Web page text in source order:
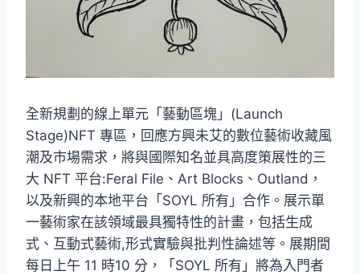
全新規劃的線上單元「藝動區塊」(Launch
Stage)NFT 專區，回應方興未艾的數位藝術收藏風
潮及市場需求，將與國際知名並具高度策展性的三
大 NFT 平台:Feral File、Art Blocks、Outland，
以及新興的本地平台「SOYL 所有」合作。展示單
一藝術家在該領域最具獨特性的計畫，包括生成
式、互動式藝術,形式實驗與批判性論述等。展期間
每日上午 11 時10 分，「SOYL 所有」將為入門者